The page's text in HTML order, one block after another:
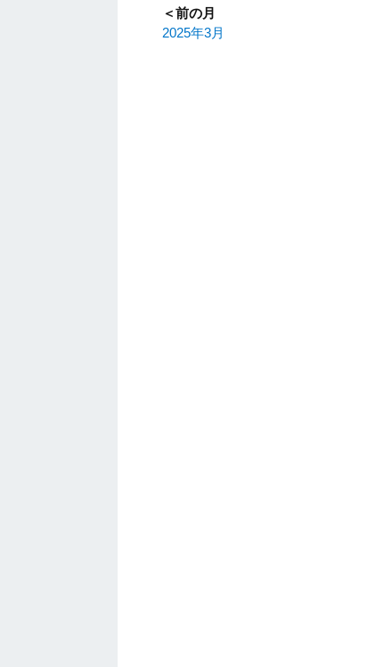
＜前の月
2025年3月